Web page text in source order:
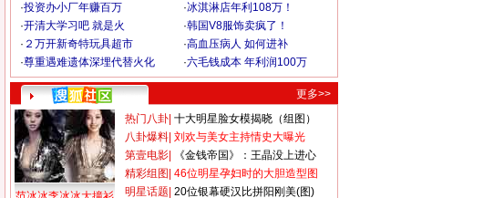
·投资办小厂年赚百万 ·冰淇淋店年利108万！
·开清大学习吧 就是火 ·韩国V8服饰卖疯了！
· ２万开新奇特玩具超市 ·高血压病人 如何进补
·尊重遇难遗体深埋代替火化 ·六毛钱成本 年利润100万
更多>>
热门八卦 十大明星脸女模揭晓（组图）
八卦爆料 刘欢与美女主持情史大曝光
第壹电影
《金钱帝国》：王晶没上进心
精彩组图 46位明星孕妇时的大胆造型图
明星话题 20位银幕硬汉比拼阳刚美(图)